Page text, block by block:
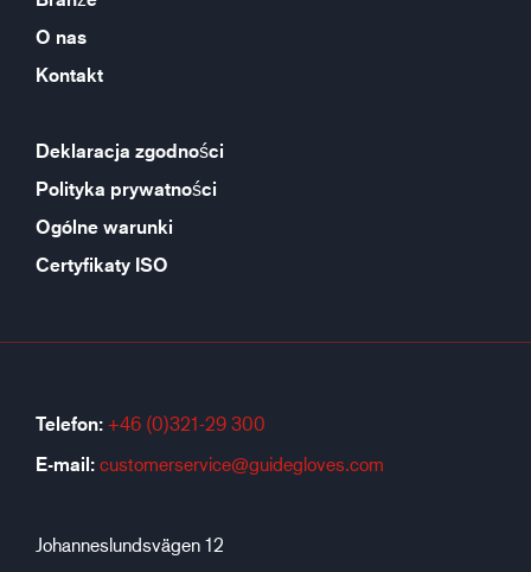
O nas
Kontakt
Deklaracja zgodności
Polityka prywatności
Ogólne warunki
Certyfikaty ISO
Telefon: +46 (0)321-29 300
E-mail: customerservice@guidegloves.com
Johanneslundsvägen 12